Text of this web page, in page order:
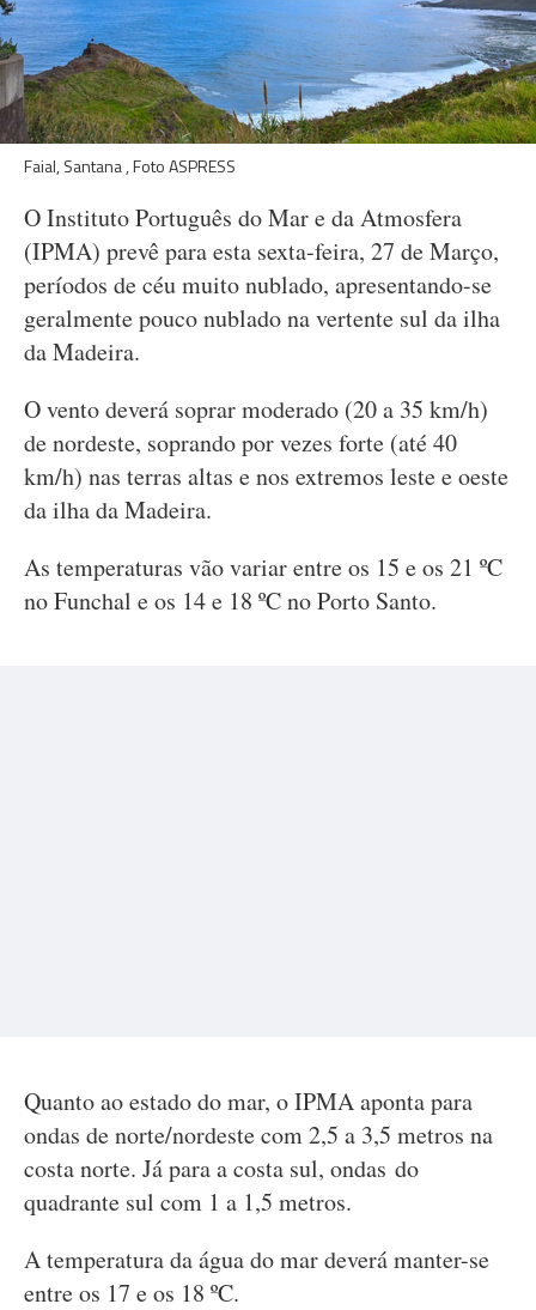
Faial, Santana , Foto ASPRESS
O Instituto Português do Mar e da Atmosfera
(IPMA) prevê para esta sexta-feira, 27 de Março,
períodos de céu muito nublado, apresentando-se
geralmente pouco nublado na vertente sul da ilha
da Madeira.
O vento deverá soprar moderado (20 a 35 km/h)
de nordeste, soprando por vezes forte (até 40
km/h) nas terras altas e nos extremos leste e oeste
da ilha da Madeira.
As temperaturas vão variar entre os 15 e os 21 ºC
no Funchal e os 14 e 18 ºC no Porto Santo.
Quanto ao estado do mar, o IPMA aponta para
ondas de norte/nordeste com 2,5 a 3,5 metros na
costa norte. Já para a costa sul, ondas do
quadrante sul com 1 a 1,5 metros.
A temperatura da água do mar deverá manter-se
entre os 17 e os 18 ºC.